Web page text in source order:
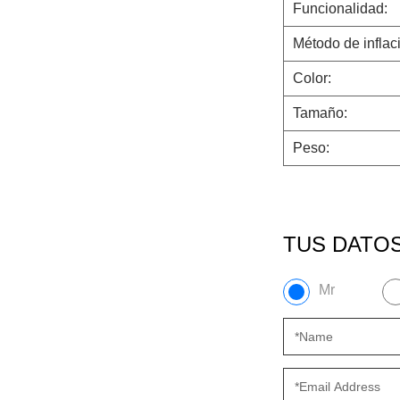
Funcionalidad:
Método de
Color:
Tamaño:
Peso:
TUS
Mr